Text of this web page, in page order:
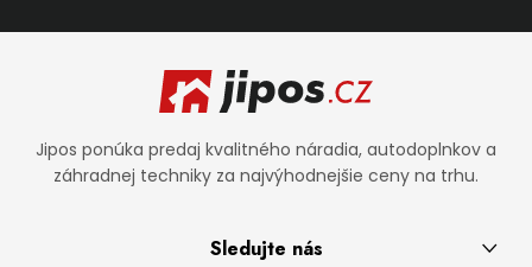
Zápätie
Jipos ponúka predaj kvalitného náradia, autodoplnkov a
záhradnej techniky za najvýhodnejšie ceny na trhu.
Sledujte nás